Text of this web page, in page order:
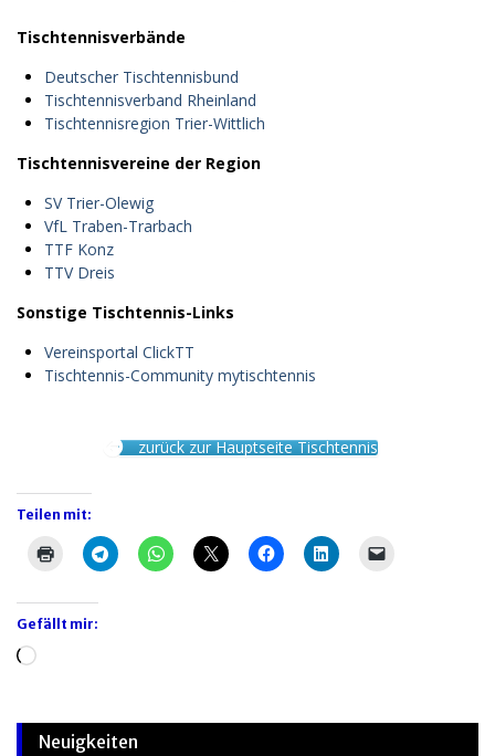
Tischtennisverbände
Deutscher Tischtennisbund
Tischtennisverband Rheinland
Tischtennisregion Trier-Wittlich
Tischtennisvereine der Region
SV Trier-Olewig
VfL Traben-Trarbach
TTF Konz
TTV Dreis
Sonstige Tischtennis-Links
Vereinsportal ClickTT
Tischtennis-Community mytischtennis
zurück zur Hauptseite Tischtennis
Teilen mit:
Gefällt mir:
Wird
Neuigkeiten